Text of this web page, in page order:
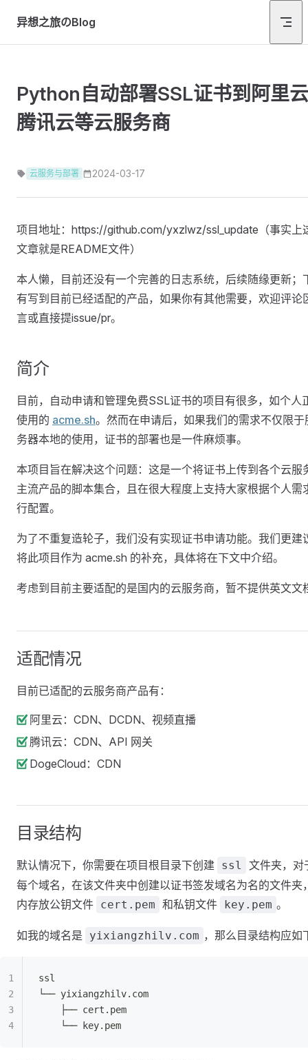
Skip to content
异想之旅のBlog
Python自动部署SSL证书到阿里云
腾讯云等云服务商
云服务与部署 2024-03-17
项目地址：https://github.com/yxzlwz/ssl_update（事实上
文章就是README文件）
本人懒，目前还没有一个完善的日志系统，后续随缘更新；
有写到目前已经适配的产品，如果你有其他需要，欢迎评论
言或直接提issue/pr。
简介
目前，自动申请和管理免费SSL证书的项目有很多，如个人
使用的 acme.sh。然而在申请后，如果我们的需求不仅限于
务器本地的使用，证书的部署也是一件麻烦事。
本项目旨在解决这个问题：这是一个将证书上传到各个云服
主流产品的脚本集合，且在很大程度上支持大家根据个人需
行配置。
为了不重复造轮子，我们没有实现证书申请功能。我们更建
将此项目作为 acme.sh 的补充，具体将在下文中介绍。
考虑到目前主要适配的是国内的云服务商，暂不提供英文文
适配情况
目前已适配的云服务商产品有：
阿里云：CDN、DCDN、视频直播
腾讯云：CDN、API 网关
DogeCloud：CDN
目录结构
默认情况下，你需要在项目根目录下创建 ssl
文件夹，对
每个域名，在该文件夹中创建以证书签发域名为名的文件夹
内存放公钥文件 cert.pem 和私钥文件 key.pem 。
如我的域名是 yixiangzhilv.com ，那么目录结构应如
ssl
└── yixiangzhilv.com
    ├── cert.pem
    └── key.pem